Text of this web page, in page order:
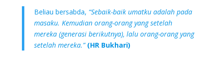
Beliau bersabda, “Sebaik-baik umatku adalah pada
masaku. Kemudian orang-orang yang setelah
mereka (generasi berikutnya), lalu orang-orang yang
setelah mereka.” (HR Bukhari)